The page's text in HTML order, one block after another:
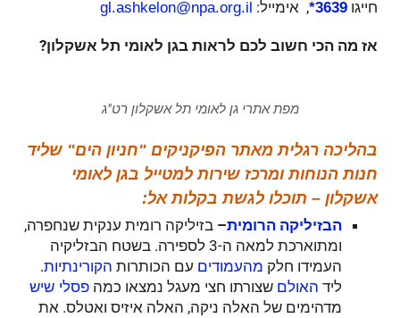
חייגו 3639*
, אימייל: gl.ashkelon@npa.org.il
אז מה הכי חשוב לכם לראות בגן לאומי תל אשקלון?
מפת אתרי גן לאומי תל אשקלון רט"ג
בהליכה רגלית מאתר הפיקניקים "חניון הים" שליד
חנות הנוחות ומרכז שירות למטייל בגן לאומי
אשקלון – תוכלו לגשת בקלות אל:
הבזיליקה הרומית– בזיליקה רומית ענקית שנחפרה,
ומתוארכת למאה ה-3 לספירה. בשטח הבזליקיה
העמידו חלק מהעמודים עם הכותרות הקורינתיות.
ליד האולם שצורתו חצי מעגל נמצאו כמה פסלי שיש
מדהימים של האלה ניקה, האלה איזיס ואטלס. את